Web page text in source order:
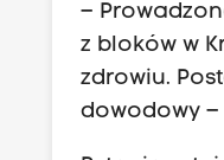
–
z bloków w
zdrowiu.
dowodowy